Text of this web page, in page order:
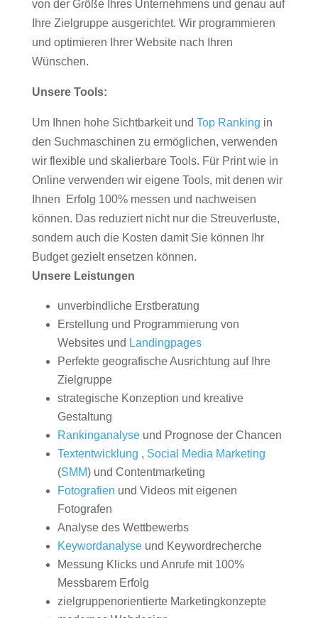
von der Größe Ihres Unternehmens und genau auf
Ihre Zielgruppe ausgerichtet. Wir programmieren
und optimieren Ihrer Website nach Ihren
Wünschen.
Unsere Tools:
Um Ihnen hohe Sichtbarkeit und Top Ranking in
den Suchmaschinen zu ermöglichen, verwenden
wir flexible und skalierbare Tools. Für Print wie in
Online verwenden wir eigene Tools, mit denen wir
Ihnen Erfolg 100% messen und nachweisen
können. Das reduziert nicht nur die Streuverluste,
sondern auch die Kosten damit Sie können Ihr
Budget gezielt ensetzen können.
Unsere Leistungen
unverbindliche Erstberatung
Erstellung und Programmierung von
Websites und Landingpages
Perfekte geografische Ausrichtung auf Ihre
Zielgruppe
strategische Konzeption und kreative
Gestaltung
Rankinganalyseund Prognose der Chancen
Textentwicklung , Social Media Marketing
(SMM) und Contentmarketing
Fotografien und Videos mit eigenen
Fotografen
Analyse des Wettbewerbs
Keywordanalyseund Keywordrecherche
Messung Klicks und Anrufe mit 100%
Messbarem Erfolg
zielgruppenorientierte Marketingkonzepte